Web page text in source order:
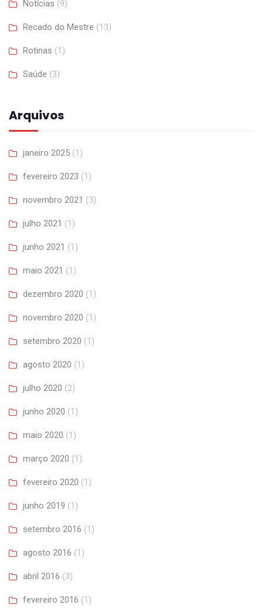
Notícias (9)
Recado do Mestre (13)
Rotinas (1)
Saúde (3)
Arquivos
janeiro 2025 (1)
fevereiro 2023 (1)
novembro 2021 (3)
julho 2021 (1)
junho 2021 (1)
maio 2021 (1)
dezembro 2020 (1)
novembro 2020 (1)
setembro 2020 (1)
agosto 2020 (1)
julho 2020 (2)
junho 2020 (1)
maio 2020 (1)
março 2020 (1)
fevereiro 2020 (1)
junho 2019 (1)
setembro 2016 (1)
agosto 2016 (1)
abril 2016 (3)
fevereiro 2016 (1)